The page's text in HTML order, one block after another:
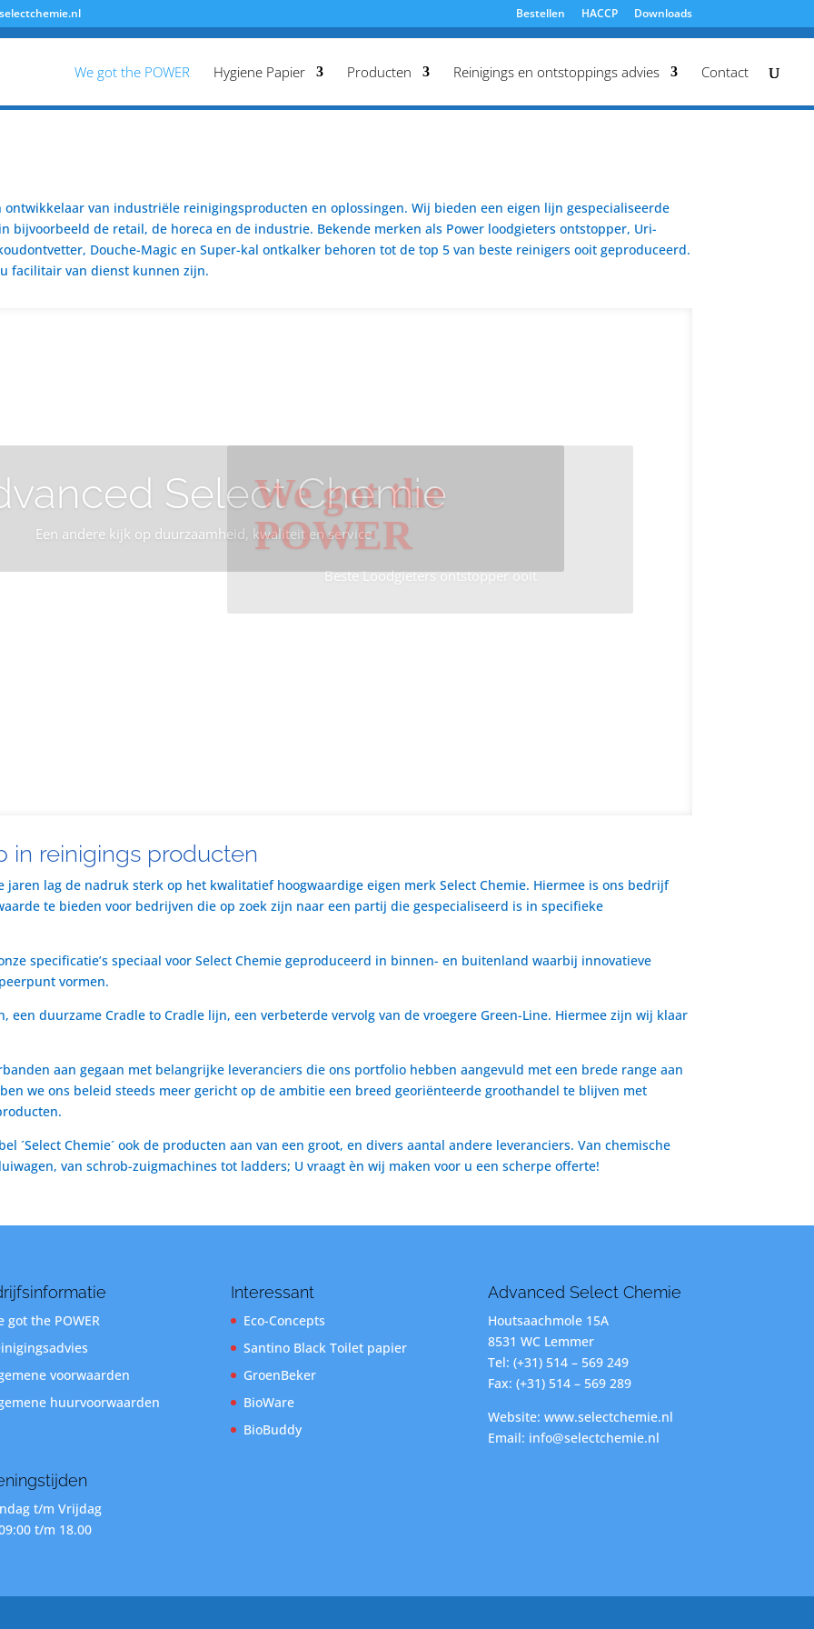
Bestellen HACCP Downloads
We got the POWER Hygiene Papier Producten Reinigings en ontstoppings advies Contact
ontwikkelaar van industriële reinigingsproducten en oplossingen. Wij bieden een eigen lijn gespecialiseerde
bijvoorbeeld de retail, de horeca en de industrie. Bekende merken als Power loodgieters ontstopper, Uri-
Douche-Magic en Super-kal ontkalker behoren tot de top 5 van beste reinigers ooit geproduceerd.
facilitair van dienst kunnen zijn.
Select Chemie
Een andere kijk op duurzaamheid, kwaliteit en service
We got the
POWER
Beste Loodgieters ontstopper ooit
in reinigings producten
jaren lag de nadruk sterk op het kwalitatief hoogwaardige eigen merk Select Chemie. Hiermee is ons bedrijf
te bieden voor bedrijven die op zoek zijn naar een partij die gespecialiseerd is in specifieke
specificatie’s speciaal voor Select Chemie geproduceerd in binnen- en buitenland waarbij innovatieve
vormen.
een duurzame Cradle to Cradle lijn, een verbeterde vervolg van de vroegere Green-Line. Hiermee zijn wij klaar
aan gegaan met belangrijke leveranciers die ons portfolio hebben aangevuld met een brede range aan
we ons beleid steeds meer gericht op de ambitie een breed georiënteerde groothandel te blijven met
´Select Chemie´ ook de producten aan van een groot, en divers aantal andere leveranciers. Van chemische
van schrob-zuigmachines tot ladders; U vraagt èn wij maken voor u een scherpe offerte!
got the POWER
voorwaarden
huurvoorwaarden
t/m Vrijdag
t/m 18.00
Interessant
Eco-Concepts
Santino Black Toilet papier
GroenBeker
BioWare
BioBuddy
Advanced Select Chemie
Houtsaachmole 15A
8531 WC Lemmer
Tel: (+31) 514 – 569 249
Fax: (+31) 514 – 569 289
Website: www.selectchemie.nl
Email: info@selectchemie.nl